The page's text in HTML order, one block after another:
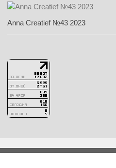
Anna Creatief №43 2023